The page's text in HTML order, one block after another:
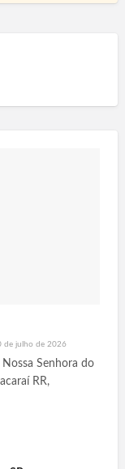
de julho de 2026
Nossa Senhora do
RR,